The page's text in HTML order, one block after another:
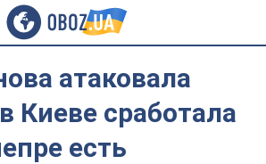
атаковала
Киеве сработала
есть